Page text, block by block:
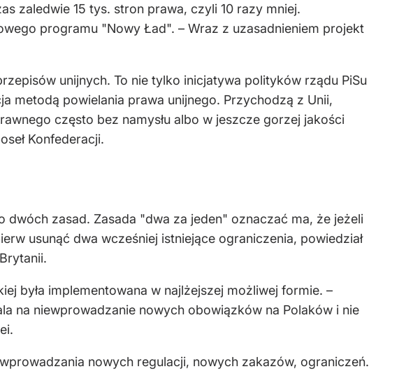
zaledwie 15 tys. stron prawa, czyli 10 razy mniej.
programu "Nowy Ład". – Wraz z uzasadnieniem projekt
unijnych. To nie tylko inicjatywa polityków rządu PiSu
metodą powielania prawa unijnego. Przychodzą z Unii,
często bez namysłu albo w jeszcze gorzej jakości
Konfederacji.
zasad. Zasada "dwa za jeden" oznaczać ma, że jeżeli
usunąć dwa wcześniej istniejące ograniczenia, powiedział
była implementowana w najlżejszej możliwej formie. –
na niewprowadzanie nowych obowiązków na Polaków i nie
nowych regulacji, nowych zakazów, ograniczeń.